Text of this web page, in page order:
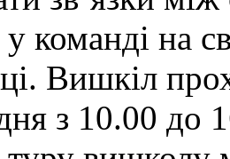
команді на
Вишкіл
з 10.00 до